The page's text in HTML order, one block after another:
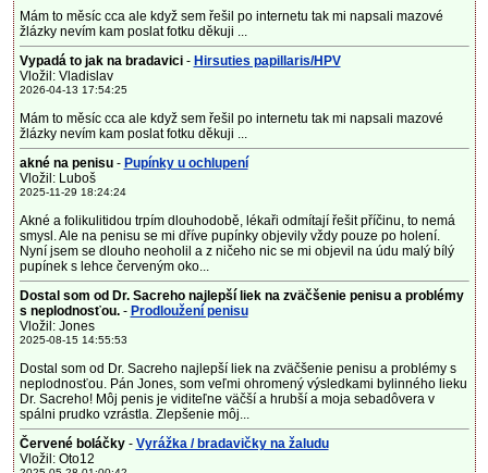
Mám to měsíc cca ale když sem řešil po internetu tak mi napsali mazové
žlázky nevím kam poslat fotku děkuji ...
Vypadá to jak na bradavici - Hirsuties papillaris/HPV
Vložil: Vladislav
2026-04-13 17:54:25
Mám to měsíc cca ale když sem řešil po internetu tak mi napsali mazové
žlázky nevím kam poslat fotku děkuji ...
akné na penisu- Pupínky u ochlupení
Vložil: Luboš
2025-11-29 18:24:24
Akné a folikulitidou trpím dlouhodobě, lékaři odmítají řešit příčinu, to nemá
smysl. Ale na penisu se mi dříve pupínky objevily vždy pouze po holení.
Nyní jsem se dlouho neoholil a z ničeho nic se mi objevil na údu malý bílý
pupínek s lehce červeným oko...
Dostal som od Dr. Sacreho najlepší liek na zväčšenie penisu a problémy
s neplodnosťou.- Prodloužení penisu
Vložil: Jones
2025-08-15 14:55:53
Dostal som od Dr. Sacreho najlepší liek na zväčšenie penisu a problémy s
neplodnosťou. Pán Jones, som veľmi ohromený výsledkami bylinného lieku
Dr. Sacreho! Môj penis je viditeľne väčší a hrubší a moja sebadôvera v
spálni prudko vzrástla. Zlepšenie môj...
Červené boláčky - Vyrážka / bradavičky na žaludu
Vložil: Oto12